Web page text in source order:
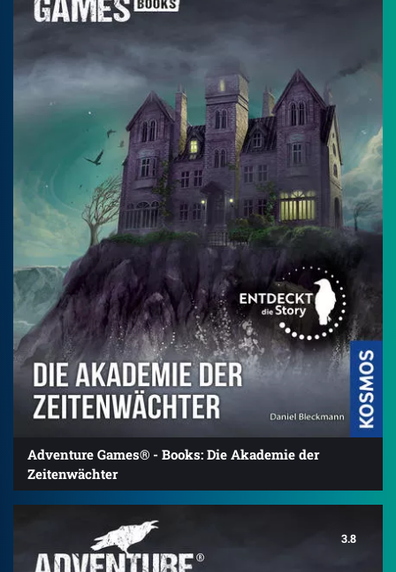
Adventure Games® - Books: Die Akademie der
Zeitenwächter
3.8